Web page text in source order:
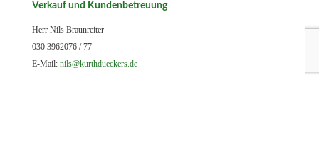
Verkauf und Kundenbetreuung
Herr Nils Braunreiter
030 3962076 / 77
E-Mail: nils@kurthdueckers.de